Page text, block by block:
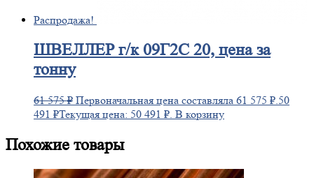
Распродажа!
ШВЕЛЛЕРг/к 09Г2С 20, цена за
тонну
61 575₽ Первоначальная цена составляла 61 575 ₽.50
491 ₽Текущая цена: 50 491 ₽. В корзину
Похожие товары